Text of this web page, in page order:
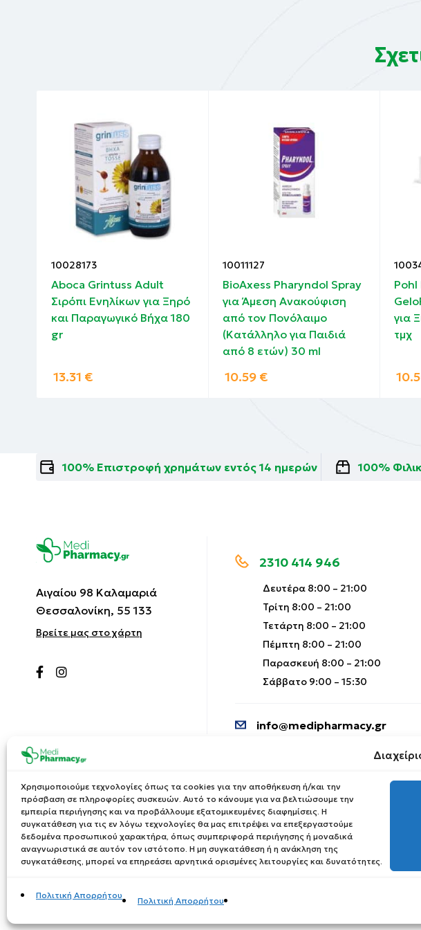
Χρησιμοποιούμε τεχνολογίες όπως τα cookies για την αποθήκευση ή/και την
πρόσβαση σε πληροφορίες συσκευών. Αυτό το κάνουμε για να βελτιώσουμε την
εμπειρία περιήγησης και να προβάλλουμε εξατομικευμένες διαφημίσεις. Η
συγκατάθεση για τις εν λόγω τεχνολογίες θα μας επιτρέψει να επεξεργαστούμε
δεδομένα προσωπικού χαρακτήρα, όπως συμπεριφορά περιήγησης ή μοναδικά
αναγνωριστικά σε αυτόν τον ιστότοπο. Η μη συγκατάθεση ή η ανάκληση της
συγκατάθεσης, μπορεί να επηρεάσει αρνητικά ορισμένες λειτουργίες και δυνατότητες.
Πολιτική Απορρήτου
Πολιτική Απορρήτου
10028173
Aboca Grintuss Adult
Σιρόπι Ενηλίκων για Ξηρό
και Παραγωγικό Βήχα 180
gr
13.31 €
10011127
BioAxess Pharyndol Spray
για Άμεση Ανακούφιση
από τον Πονόλαιμο
(Κατάλληλο για Παιδιά
από 8 ετών) 30 ml
10.59 €
Pohl
για
τμχ
100% Επιστροφή χρημάτων εντός 14 ημερών 100%
Αιγαίου 98 Καλαμαριά
Θεσσαλονίκη, 55 133
Βρείτε μας στο χάρτη
2310 414 946
Δευτέρα 8:00 – 21:00
Τρίτη 8:00 – 21:00
Τετάρτη 8:00 – 21:00
Πέμπτη 8:00 – 21:00
Παρασκευή 8:00 – 21:00
Σάββατο 9:00 – 15:30
info@medipharmacy.gr
Copyright © 2023